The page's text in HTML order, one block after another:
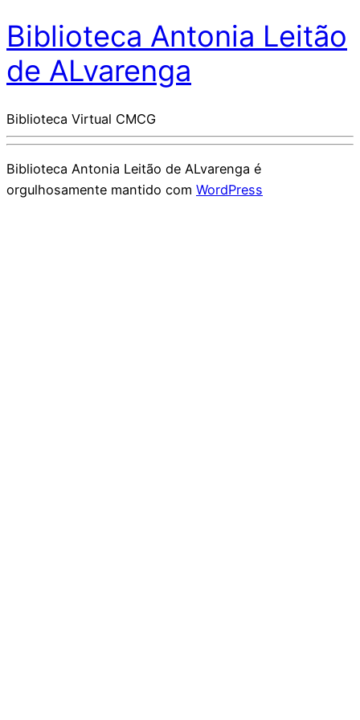
Biblioteca Antonia Leitão
de ALvarenga
Biblioteca Virtual CMCG
Biblioteca Antonia Leitão de ALvarenga é
orgulhosamente mantido com WordPress